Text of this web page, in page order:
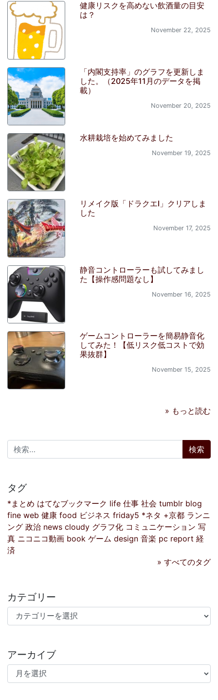
健康リスクを高めない飲酒量の目安
は？
November 22, 2025
「内閣支持率」のグラフを更新しま
した。（2025年11月のデータを掲
載）
November 20, 2025
水耕栽培を始めてみました
November 19, 2025
リメイク版「ドラクエI」クリアしま
した
November 17, 2025
静音コントローラーも試してみまし
た【操作感問題なし】
November 16, 2025
ゲームコントローラーを簡易静音化
してみた！【低リスク低コストで効
果抜群】
November 15, 2025
» もっと読む
検索:
タグ
*まとめ はてなブックマーク life 仕事 社会 tumblr blog
fine web 健康 food ビジネス friday5 *ネタ +京都 ランニ
ング 政治 news cloudy グラフ化 コミュニケーション 写
真 ニコニコ動画 book ゲーム design 音楽 pc report 経
済
» すべてのタグ
カテゴリー
カテゴリー
アーカイブ
アーカイブ